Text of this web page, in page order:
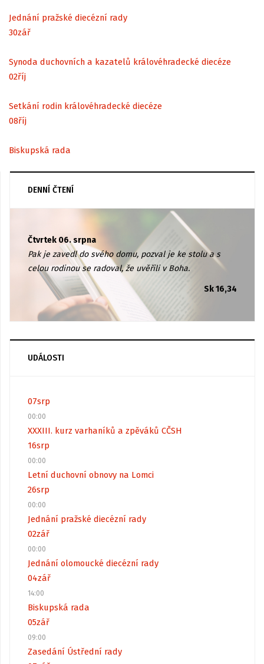
Jednání pražské diecézní rady
30zář
Synoda duchovních a kazatelů královéhradecké diecéze
02říj
Setkání rodin královéhradecké diecéze
08říj
Biskupská rada
DENNÍ ČTENÍ
Čtvrtek 06. srpna
Pak je zavedl do svého domu, pozval je ke stolu a s
celou rodinou se radoval, že uvěřili v Boha.
Sk 16,34
UDÁLOSTI
07srp
00:00
XXXIII. kurz varhaníků a zpěváků CČSH
16srp
00:00
Letní duchovní obnovy na Lomci
26srp
00:00
Jednání pražské diecézní rady
02zář
00:00
Jednání olomoucké diecézní rady
04zář
14:00
Biskupská rada
05zář
09:00
Zasedání Ústřední rady